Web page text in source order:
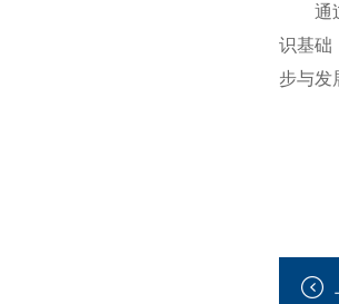
通过
识基础
步与发